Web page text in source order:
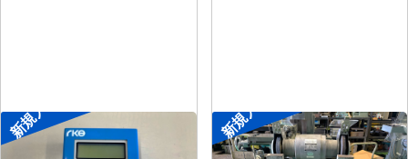
新規入荷
ポータブル入出力装置 新規入荷
両頭グラインダー